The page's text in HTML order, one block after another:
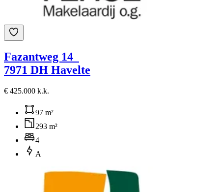
Fazantweg 14
7971 DH Havelte
€ 425.000 k.k.
97 m²
293 m²
4
A